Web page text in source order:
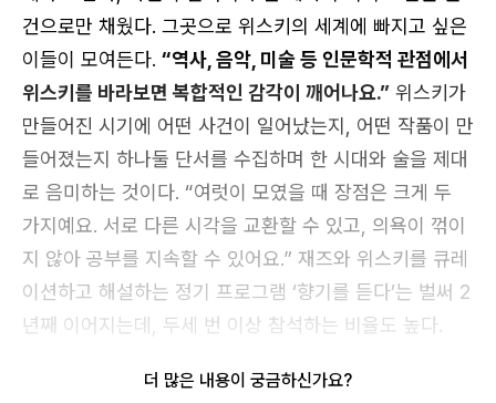
건으로만 채웠다. 그곳으로 위스키의 세계에 빠지고 싶은
이들이 모여든다. “역사, 음악, 미술 등 인문학적 관점에서
위스키를 바라보면 복합적인 감각이 깨어나요.” 위스키가
만들어진 시기에 어떤 사건이 일어났는지, 어떤 작품이 만
들어졌는지 하나둘 단서를 수집하며 한 시대와 술을 제대
로 음미하는 것이다. “여럿이 모였을 때 장점은 크게 두
가지예요. 서로 다른 시각을 교환할 수 있고, 의욕이 꺾이
지 않아 공부를 지속할 수 있어요.” 재즈와 위스키를 큐레
이션하고 해설하는 정기 프로그램 ‘향기를 듣다’는 벌써 2
년째 이어지는데, 두세 번 이상 참석하는 비율도 높다.
더 많은 내용이 궁금하신가요?
로그인 상태 유지